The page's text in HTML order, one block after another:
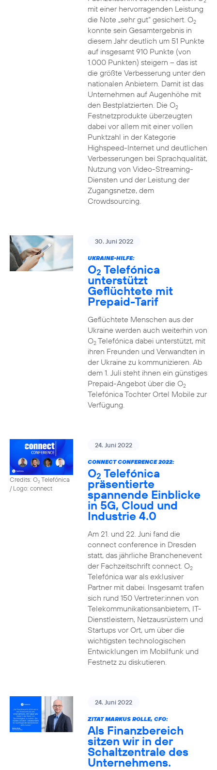
mit einer hervorragenden Leistung
die Note „sehr gut“ gesichert. O2
konnte sein Gesamtergebnis in
diesem Jahr deutlich um 51 Punkte
auf insgesamt 910 Punkte (von
1.000 Punkten) steigern – das ist
die größte Verbesserung unter den
nationalen Anbietern. Damit ist das
Unternehmen auf Augenhöhe mit
den Bestplatzierten. Die O2
Festnetzprodukte überzeugten
dabei vor allem mit einer vollen
Punktzahl in der Kategorie
Highspeed-Internet und deutlichen
Verbesserungen bei Sprachqualität,
Nutzung von Video-Streaming-
Diensten und der Leistung der
Zugangsnetze, dem
Crowdsourcing.
30. Juni 2022
UKRAINE-HILFE:
O2 Telefónica
unterstützt
Geflüchtete mit
Prepaid-Tarif
Geflüchtete Menschen aus der
Ukraine werden auch weiterhin von
O2Telefónica dabei unterstützt, mit
ihren Freunden und Verwandten in
der Ukraine zu kommunizieren. Ab
dem 1. Juli steht ihnen ein günstiges
Prepaid-Angebot über die O2
Telefónica Tochter Ortel Mobile zur
Verfügung.
Credits: O2Telefónica
/ Logo: connect
24. Juni 2022
CONNECT CONFERENCE 2022:
O2 Telefónica
präsentierte
spannende Einblicke
in 5G, Cloud und
Industrie 4.0
Am 21. und 22. Juni fand die
connect conference in Dresden
statt, das jährliche Branchenevent
der Fachzeitschrift connect. O2
Telefónica war als exklusiver
Partner mit dabei. Insgesamt trafen
sich rund 150 Vertreter:innen von
Telekommunikationsanbietern, IT-
Dienstleistern, Netzausrüstern und
Startups vor Ort, um über die
wichtigsten technologischen
Entwicklungen im Mobilfunk und
Festnetz zu diskutieren.
24. Juni 2022
ZITAT MARKUS ROLLE, CFO:
Als Finanzbereich
sitzen wir in der
Schaltzentrale des
Unternehmens.